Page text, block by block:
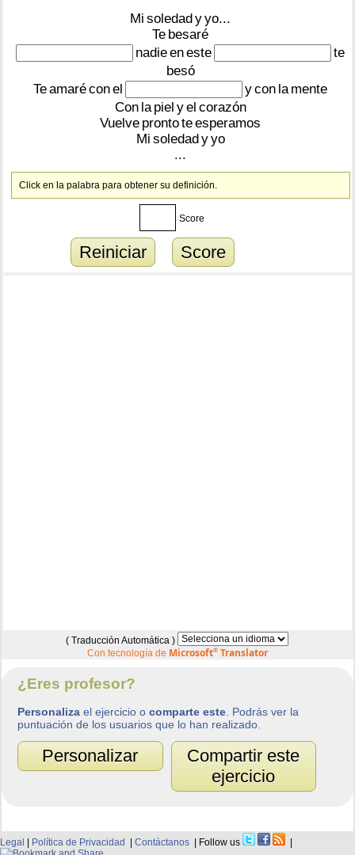
Mi soledadyyo...
Te besaré
nadieeneste
te
besó
Teamaréconel ycon la mente
Con la piel yel corazón
Vuelve prontoteesperamos
Mi soledadyyo
...
Click en la palabra para obtener su definición.
Score
Reiniciar Score
( Traducción Automática )
Con tecnología de Microsoft®Translator
¿Eres profesor?
Personaliza el ejercicio ocomparte este . Podrás ver la
puntuación de los usuarios que lo han realizado.
Personalizar
Compartir este
ejercicio
Legal | Política de Privacidad | Contáctanos | Follow us |